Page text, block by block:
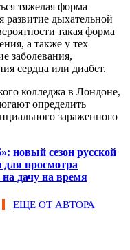
тяжелая форма
развитие дыхательной
такая форма
а также у тех
заболевания,
сердца или диабет.
колледжа в Лондоне,
определить
зараженного
новый сезон русской
для просмотра
дачу на время
ЕЩЕ ОТ АВТОРА